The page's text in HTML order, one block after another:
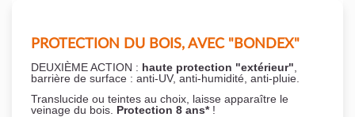
PROTECTION DU BOIS, AVEC "BONDEX"
DEUXIÈME ACTION : haute protection "extérieur"
barrière de surface : anti-UV, anti-humidité, anti-pluie.
Translucide ou teintes au choix, laisse apparaître le
veinage du bois. Protection 8 ans*!